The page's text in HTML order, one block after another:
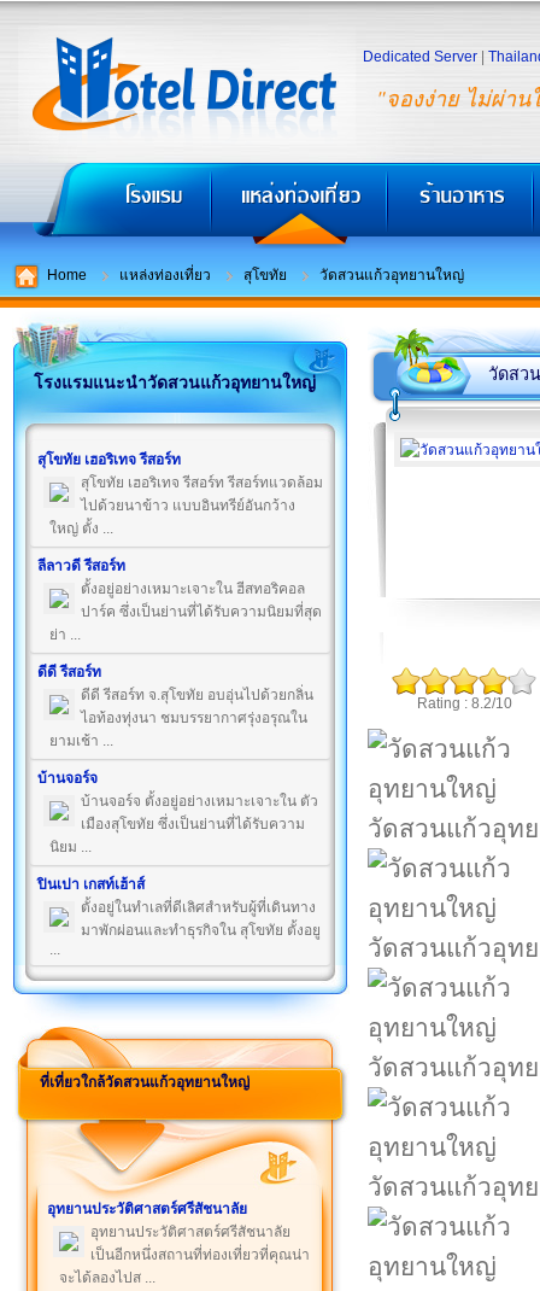
"จองง่าย ไม่ผ่าน
Dedicated Server
Home แหล่งท่องเที่ยว สุโขทัย วัดสวนแก้วอุทยานใหญ่
โรงแรมแนะนำวัดสวนแก้วอุทยานใหญ่
สุโขทัย เฮอริเทจ รีสอร์ท
สุโขทัย เฮอริเทจ รีสอร์ท รีสอร์ทแวดล้อม
ไปด้วยนาข้าว แบบอินทรีย์อันกว้าง
ใหญ่ ตั้ง ...
ลีลาวดี รีสอร์ท
ตั้งอยู่อย่างเหมาะเจาะใน ฮีสทอริคอล
ปาร์ค ซึ่งเป็นย่านที่ได้รับความนิยมที่สุด
ย่า ...
ดีดี รีสอร์ท
ดีดี รีสอร์ท จ.สุโขทัย อบอุ่นไปด้วยกลิ่น
ไอท้องทุ่งนา ชมบรรยากาศรุ่งอรุณใน
ยามเช้า ...
บ้านจอร์จ
บ้านจอร์จ ตั้งอยู่อย่างเหมาะเจาะใน ตัว
เมืองสุโขทัย ซึ่งเป็นย่านที่ได้รับความ
นิยม ...
ปินเปา เกสท์เฮ้าส์
ตั้งอยู่ในทำเลที่ดีเลิศสำหรับผู้ที่เดินทาง
มาพักผ่อนและทำธุรกิจใน สุโขทัย ตั้งอยู
...
ที่เที่ยวใกล้วัดสวนแก้วอุทยานใหญ่
อุทยานประวัติศาสตร์ศรีสัชนาลัย
อุทยานประวัติศาสตร์ศรีสัชนาลัย
เป็นอีกหนึ่งสถานที่ท่องเที่ยวที่คุณน่า
จะได้ลองไปส ...
วัดสว
Rating : 8.2/10
วัดสวนแก้วอุท
วัดสวนแก้วอุท
วัดสวนแก้วอุท
วัดสวนแก้วอุท